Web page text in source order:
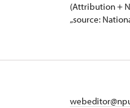
(Attribution +
„source: